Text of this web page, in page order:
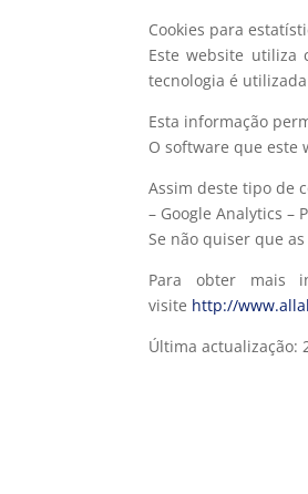
Cookies para
Este website utiliza
tecnologia é
Esta informação
O software que este
Assim deste tipo de
– Google Analytics –
Se não quiser que
Para obter mais
visite http://
Última actualização: